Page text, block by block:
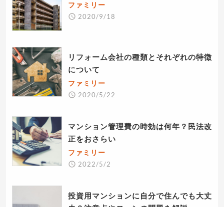
ファミリー
2020/9/18
リフォーム会社の種類とそれぞれの特徴
について
ファミリー
2020/5/22
マンション管理費の時効は何年？民法改
正をおさらい
ファミリー
2022/5/2
投資用マンションに自分で住んでも大丈